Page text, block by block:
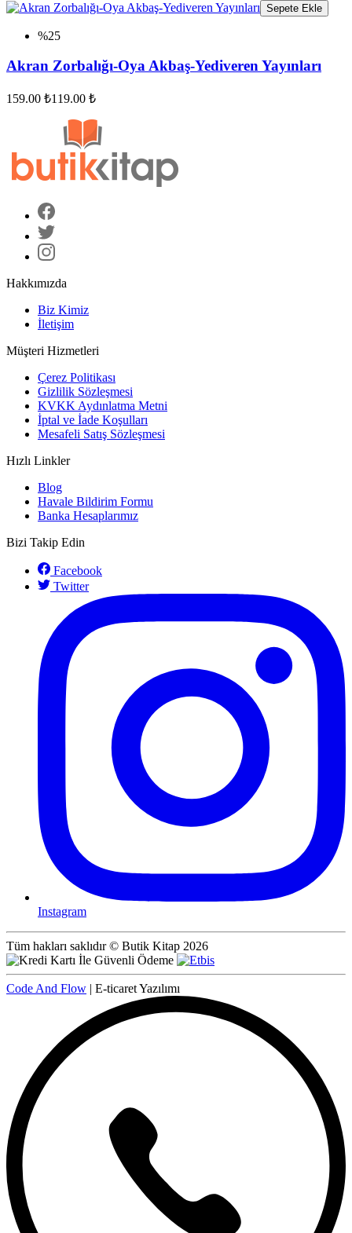
Sepete Ekle
%25
Akran Zorbalığı-Oya Akbaş-Yediveren Yayınları
159.00 ₺119.00 ₺
Hakkımızda
Biz Kimiz
İletişim
Müşteri Hizmetleri
Çerez Politikası
Gizlilik Sözleşmesi
KVKK Aydınlatma Metni
İptal ve İade Koşulları
Mesafeli Satış Sözleşmesi
Hızlı Linkler
Blog
Havale Bildirim Formu
Banka Hesaplarımız
Bizi Takip Edin
Facebook
Twitter
Instagram
Tüm hakları saklıdır © Butik Kitap 2026
Code And Flow | E-ticaret Yazılımı